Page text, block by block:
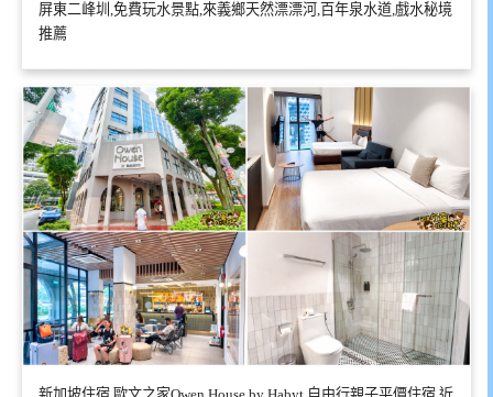
屏東二峰圳,免費玩水景點,來義鄉天然漂漂河,百年泉水道,戲水秘境
推薦